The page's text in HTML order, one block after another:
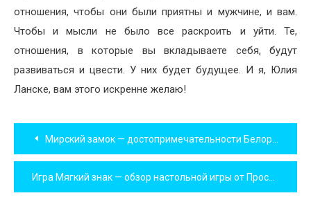
отношения, чтобы они были приятны и мужчине, и вам.
Чтобы и мысли не было все раскроить и уйти. Те,
отношения, в которые вы вкладываете себя, будут
развиваться и цвести. У них будет будущее. И я, Юлия
Ланске, вам этого искренне желаю!
Навигация
по
записям
Мирский замок — достопримечательности Белоруссии
Игра Мягкий знак — обзор настольной игры от Простые Правила